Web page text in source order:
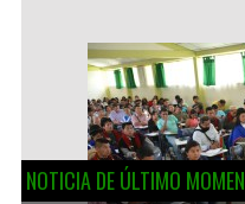
NOTICIA DE ÚLTIMO